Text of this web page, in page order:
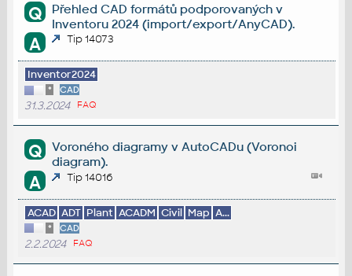
Q
Přehled CAD formátů podporovaných v
Inventoru 2024 (import/export/AnyCAD).
A Tip 14073
Inventor2024
* CAD
31.3.2024 FAQ
Q
Voroného diagramy v AutoCADu (Voronoi
diagram).
A Tip 14016
ACAD ADT Plant ACADM Civil Map A...
* CAD
2.2.2024 FAQ